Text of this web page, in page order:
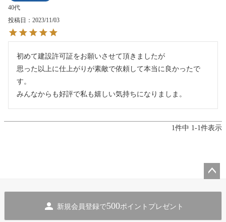
40代
投稿日
2023/11/03
初めて建設許可証をお願いさせて頂きましたが
思った以上に仕上がりが素敵で依頼して本当に良かったで
す。
みんなからも好評で私も嬉しい気持ちになりましま。
1 件中 1 -1 件表示
新規会員登録で500ポイントプレゼント